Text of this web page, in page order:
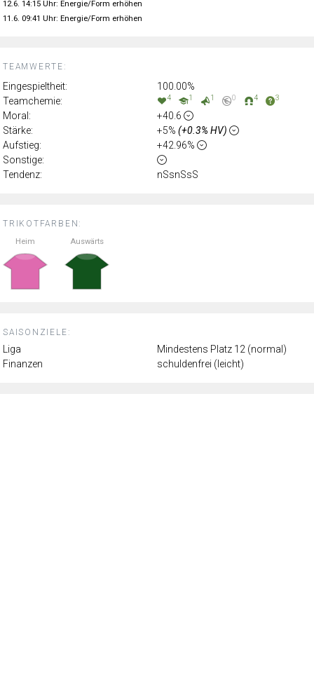
TRIKOTFARBEN:
Heim Auswärts
SAISONZIELE:
Liga
Mindestens Platz 12 (normal)
Finanzen
schuldenfrei (leicht)
TEAMWERTE:
Eingespieltheit:
100.00%
Teamchemie:
4 1 1 0 4 3
Moral:
+40.6
Stärke:
+5% (+0.3% HV)
Aufstieg:
+42.96%
Sonstige:
Tendenz:
nSsnSsS
12.6. 14:15 Uhr: Energie/Form erhöhen
11.6. 09:41 Uhr: Energie/Form erhöhen